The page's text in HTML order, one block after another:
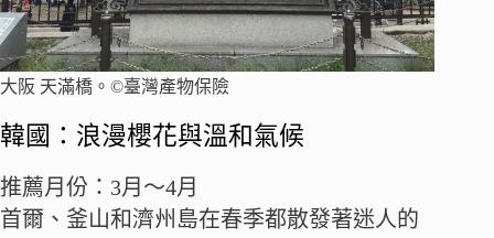
大阪 天滿橋。©臺灣產物保險
韓國：浪漫櫻花與溫和氣候
推薦月份：3月～4月
首爾、釜山和濟州島在春季都散發著迷人的